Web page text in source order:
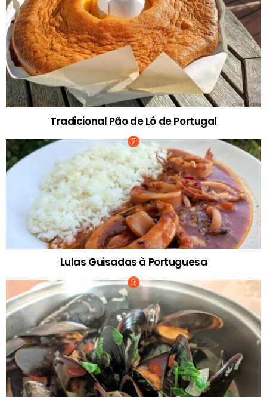
Tradicional Pão de Ló de Portugal
Lulas Guisadas à Portuguesa